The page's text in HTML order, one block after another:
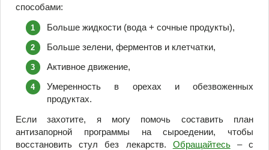
способами:
Больше жидкости (вода + сочные продукты),
Больше зелени, ферментов и клетчатки,
Активное движение,
Умеренность в орехах и обезвоженных
продуктах.
Если захотите, я могу помочь составить план
антизапорной программы на сыроедении, чтобы
восстановить стул без лекарств. Обращайтесь– с